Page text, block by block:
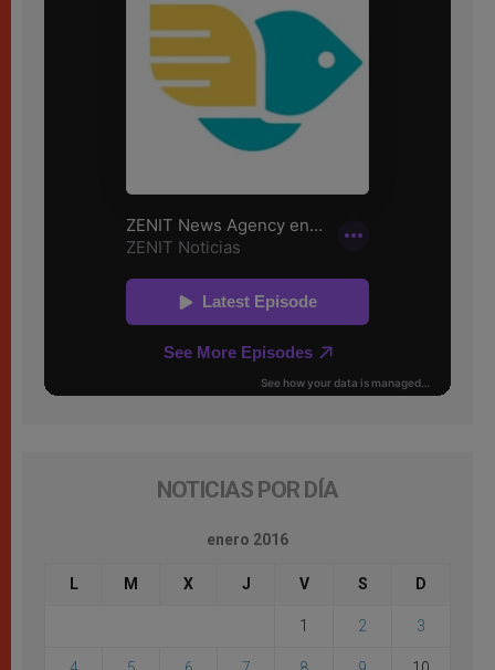
NOTICIAS POR DÍA
enero 2016
L M X J V S D
1 2 3